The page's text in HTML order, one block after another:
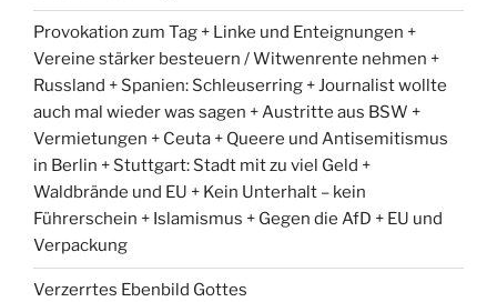
Provokation zum Tag + Linke und Enteignungen +
Vereine stärker besteuern / Witwenrente nehmen +
Russland + Spanien: Schleuserring + Journalist wollte
auch mal wieder was sagen + Austritte aus BSW +
Vermietungen + Ceuta + Queere und Antisemitismus
in Berlin + Stuttgart: Stadt mit zu viel Geld +
Waldbrände und EU + Kein Unterhalt – kein
Führerschein + Islamismus + Gegen die AfD + EU und
Verpackung
Verzerrtes Ebenbild Gottes